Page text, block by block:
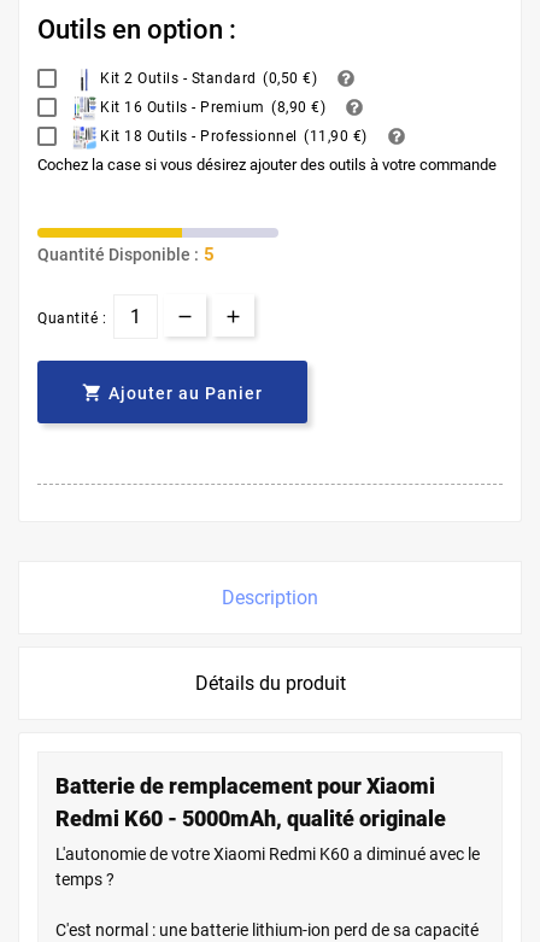
Outils en option :
Kit 2 Outils - Standard (0,50 €)
Kit 16 Outils - Premium (8,90 €)
Kit 18 Outils - Professionnel (11,90 €)
Cochez la case si vous désirez ajouter des outils à votre commande
Quantité :
Quantité Disponible : 5
 Ajouter au Panier
Description
Détails du produit
Batterie de remplacement pour Xiaomi
Redmi K60 - 5000mAh, qualité originale
L'autonomie de votre Xiaomi Redmi K60 a diminué avec le
temps ?
C'est normal : une batterie lithium-ion perd de sa capacité